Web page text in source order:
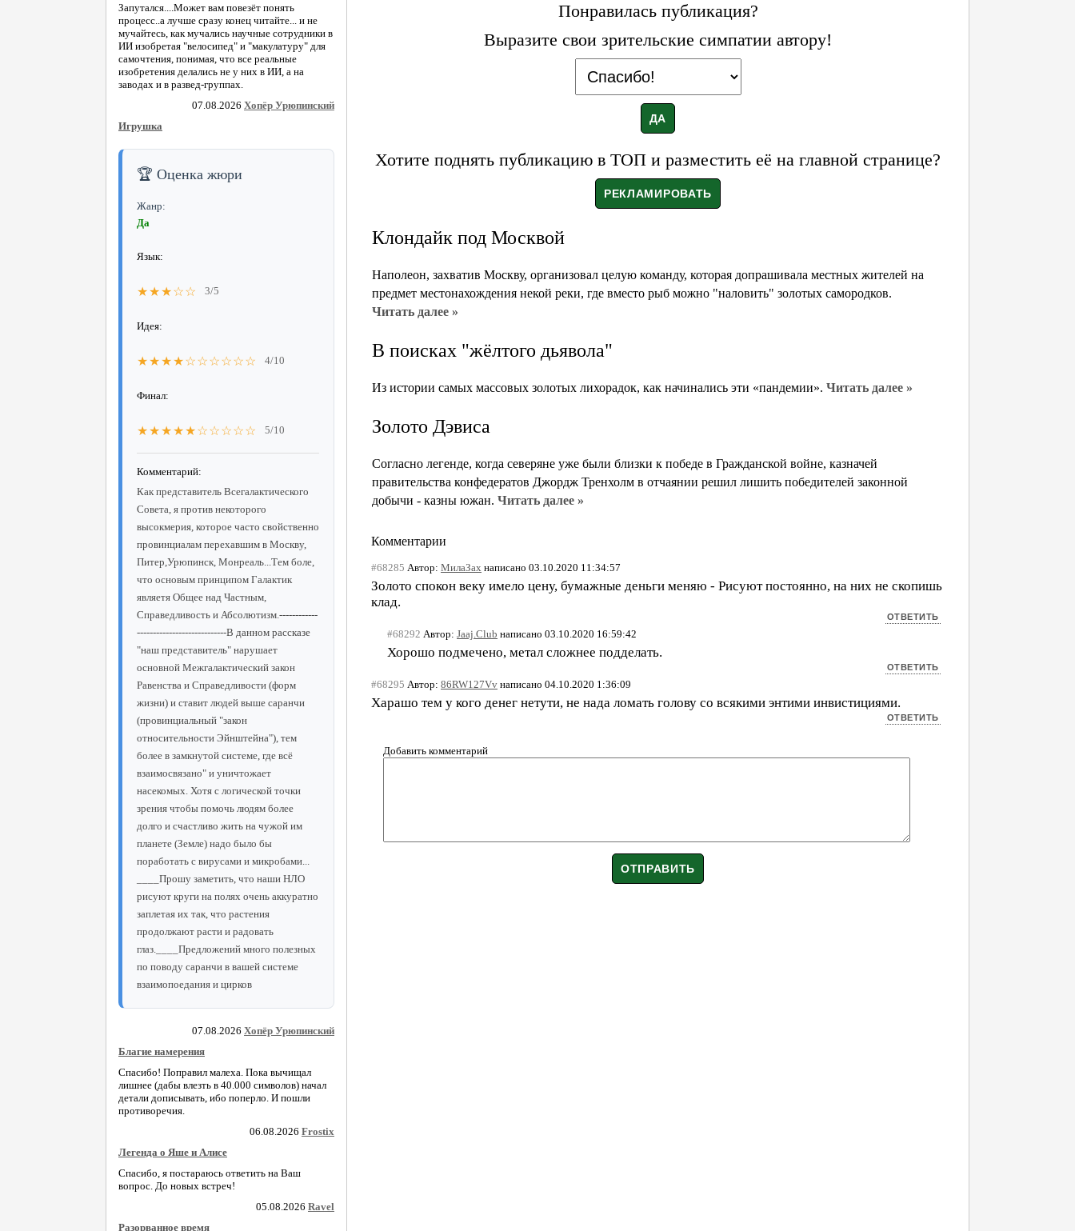
Запутался....Может вам повезёт понять
процесс..а лучше сразу конец читайте... и не
мучайтесь, как мучались научные сотрудники в
ИИ изобретая "велосипед" и "макулатуру" для
самочтения, понимая, что все реальные
изобретения делались не у них в ИИ, а на
заводах и в развед-группах.
07.08.2026 Хопёр Урюпинский
Игрушка
🏆 Оценка жюри
Жанр:
Да
Язык:
★★★☆☆ 3/5
Идея:
★★★★☆☆☆☆☆☆ 4/10
Финал:
★★★★★☆☆☆☆☆ 5/10
Комментарий:
Как представитель Всегалактического
Совета, я против некоторого
высокмерия, которое часто свойственно
провинциалам перехавшим в Москву,
Питер,Урюпинск, Монреаль...Тем боле,
что основым принципом Галактик
являетя Общее над Частным,
Справедливость и Абсолютизм.------------
----------------------------В данном рассказе
"наш представитель" нарушает
основной Межгалактический закон
Равенства и Справедливости (форм
жизни) и ставит людей выше саранчи
(провинциальный "закон
относительности Эйнштейна"), тем
более в замкнутой системе, где всё
взаимосвязано" и уничтожает
насекомых. Хотя с логической точки
зрения чтобы помочь людям более
долго и счастливо жить на чужой им
планете (Земле) надо было бы
поработать с вирусами и микробами...
____Прошу заметить, что наши НЛО
рисуют круги на полях очень аккуратно
заплетая их так, что растения
продолжают расти и радовать
глаз.____Предложений много полезных
по поводу саранчи в вашей системе
взаимопоедания и цирков
07.08.2026 Хопёр Урюпинский
Благие намерения
Спасибо! Поправил малеха. Пока вычищал
лишнее (дабы влезть в 40.000 символов) начал
детали дописывать, ибо поперло. И пошли
противоречия.
06.08.2026 Frostix
Легенда о Яше и Алисе
Спасибо, я постараюсь ответить на Ваш
вопрос. До новых встреч!
05.08.2026 Ravel
Разорванное время
Понравилась публикация?
Выразите свои зрительские симпатии автору!
Хотите поднять публикацию в ТОП и разместить её на главной странице?
Клондайк под Москвой
Наполеон, захватив Москву, организовал целую команду, которая допрашивала местных жителей на
предмет местонахождения некой реки, где вместо рыб можно "наловить" золотых самородков.
Читать далее »
В поисках "жёлтого дьявола"
Из истории самых массовых золотых лихорадок, как начинались эти «пандемии». Читать далее »
Золото Дэвиса
Согласно легенде, когда северяне уже были близки к победе в Гражданской войне, казначей
правительства конфедератов Джордж Тренхолм в отчаянии решил лишить победителей законной
добычи - казны южан. Читать далее »
Комментарии
#68285 Автор: МилаЗах написано 03.10.2020 11:34:57
Золото спокон веку имело цену, бумажные деньги меняю - Рисуют постоянно, на них не скопишь
клад.
#68292 Автор: Jaaj.Club написано 03.10.2020 16:59:42
Хорошо подмечено, метал сложнее подделать.
#68295 Автор: 86RW127Vv написано 04.10.2020 1:36:09
Харашо тем у кого денег нетути, не нада ломать голову со всякими энтими инвистициями.
Добавить комментарий